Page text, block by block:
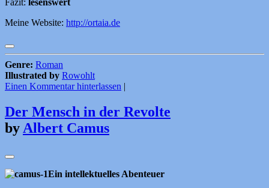
Fazit: lesenswert
Meine Website: http://ortaia.de
Genre: Roman
Illustrated by Rowohlt
Einen Kommentar hinterlassen |
Der Mensch in der Revolte
by Albert Camus
Ein intellektuelles Abenteuer